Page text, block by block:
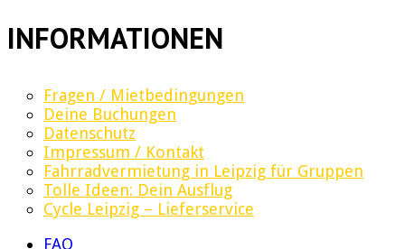
INFORMATIONEN
Fragen / Mietbedingungen
Deine Buchungen
Datenschutz
Impressum / Kontakt
Fahrradvermietung in Leipzig für Gruppen
Tolle Ideen: Dein Ausflug
Cycle Leipzig – Lieferservice
FAQ